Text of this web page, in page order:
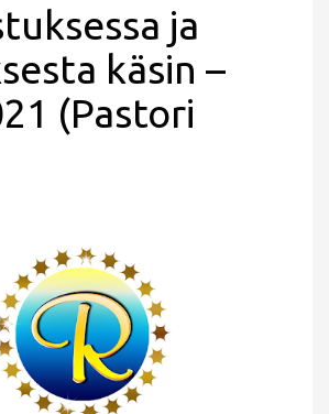
ja
käsin –
(Pastori